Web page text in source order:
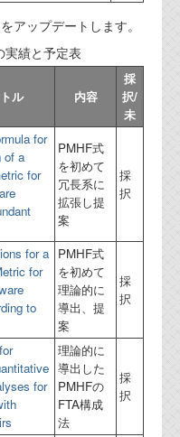
アップデートします。
績と予定表
ル 内容
採
択/
未
for
of a
for
PMHF式
を初めて
冗長系に
拡張し提
案
採
択
for a
for
to
PMHF式
を初めて
理論的に
導出、提
案
採
択
for
理論的に
導出した
PMHFの
FTA構成
法
採
択